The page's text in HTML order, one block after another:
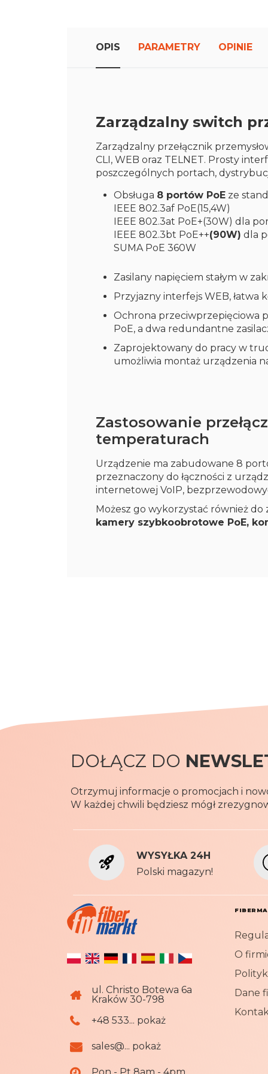
OPIS
Zarządzalny switch
Zarządzalny przełącznik
CLI, WEB oraz TELNET. Prosty
poszczególnych portach,
Obsługa 8 portów PoE ze
IEEE 802.3af PoE(15,4W)
IEEE 802.3at PoE+(30W) dla
IEEE 802.3bt PoE++(90W) dla
SUMA PoE 360W
Zasilany napięciem stałym w
Przyjazny interfejs WEB, łatwa
Ochrona przeciwprzepięciowa
PoE, a dwa redundantne
Zaprojektowany do pracy w
umożliwia montaż urządzenia
Zastosowanie
temperaturach
Urządzenie ma zabudowane 8
przeznaczony do łączności z
internetowej VoIP,
Możesz go wykorzystać również
kamery szybkoobrotowe PoE,
PARAMETRY OPINIE
DOŁĄCZ DO
Otrzymuj informacje o promocjach i
W każdej chwili będziesz mógł
WYSYŁKA 24H
Polski magazyn!
ul. Christo Botewa 6a
Kraków 30-798
+48 533... pokaż
sales@... pokaż
Pon - Pt 8am - 4pm
O
Dane